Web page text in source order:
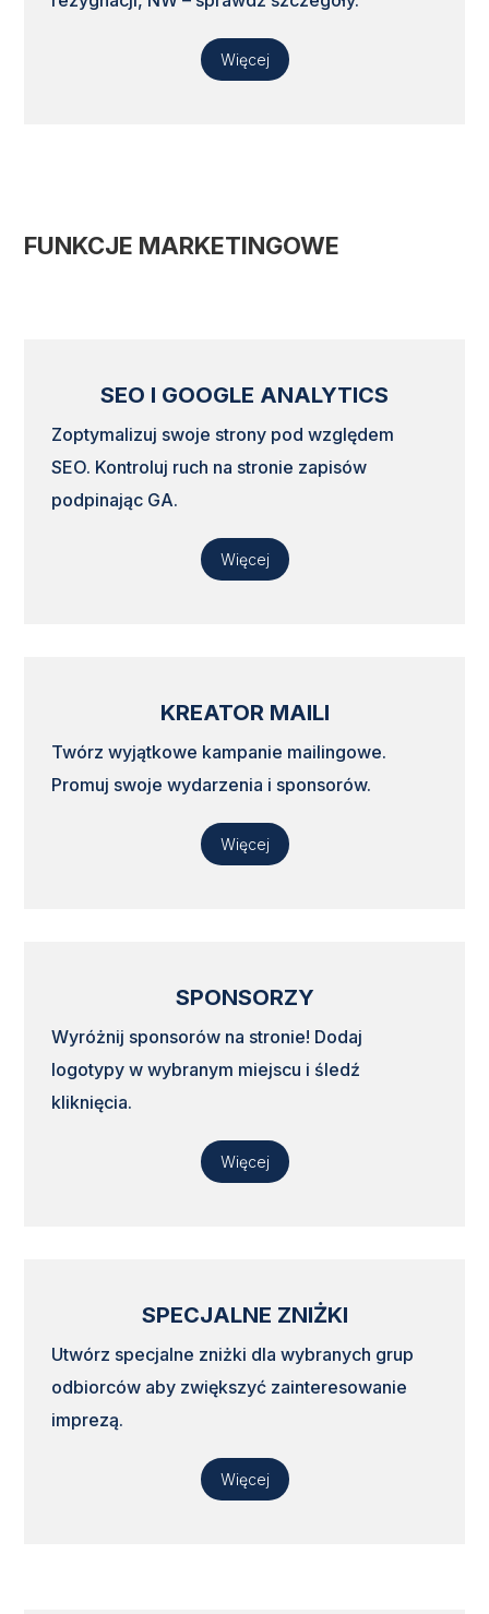
Więcej
FUNKCJE MARKETINGOWE
SEO I GOOGLE ANALYTICS
Zoptymalizuj swoje strony pod względem
SEO. Kontroluj ruch na stronie zapisów
podpinając GA.
Więcej
KREATOR MAILI
Twórz wyjątkowe kampanie mailingowe.
Promuj swoje wydarzenia i sponsorów.
Więcej
SPONSORZY
Wyróżnij sponsorów na stronie! Dodaj
logotypy w wybranym miejscu i śledź
kliknięcia.
Więcej
SPECJALNE ZNIŻKI
Utwórz specjalne zniżki dla wybranych grup
odbiorców aby zwiększyć zainteresowanie
imprezą.
Więcej